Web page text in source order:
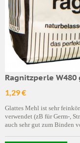
Ragnitzperle W480
1,29 €
Glattes Mehl ist sehr
verwendet (zB für Germ-,
auch sehr gut zum Binden